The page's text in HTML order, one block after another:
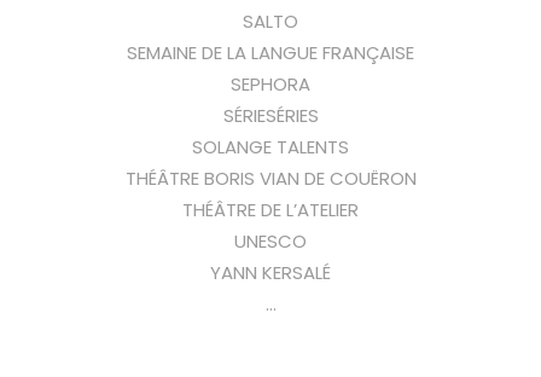
SALTO
SEMAINE DE LA LANGUE FRANÇAISE
SEPHORA
SÉRIESÉRIES
SOLANGE TALENTS
THÉÂTRE BORIS VIAN DE COUËRON
THÉÂTRE DE L’ATELIER
UNESCO
YANN KERSALÉ
…